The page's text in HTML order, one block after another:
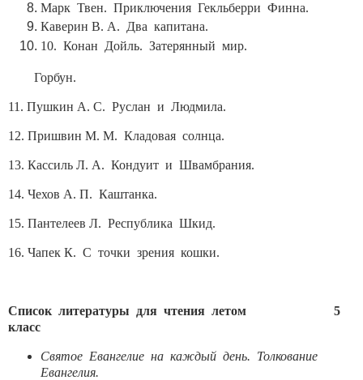
Марк Твен. Приключения Гекльберри Финна.
Каверин В. А. Два капитана.
10. Конан Дойль. Затерянный мир.
Горбун.
11. Пушкин А. С. Руслан и Людмила.
12. Пришвин М. М. Кладовая солнца.
13. Кассиль Л. А. Кондуит и Швамбрания.
14. Чехов А. П. Каштанка.
15. Пантелеев Л. Республика Шкид.
16. Чапек К. С точки зрения кошки.
Список литературы для чтения летом 5
класс
Святое Евангелие на каждый день. Толкование
Евангелия.